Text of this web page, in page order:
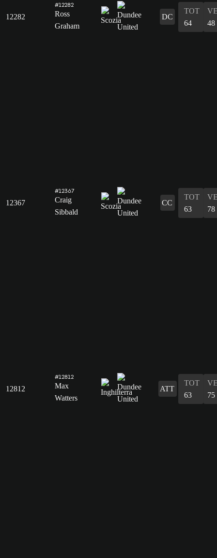
12282
#12282
Ross
Graham
DC
TOT
64
48
12367
#12367
Craig
Sibbald
CC
TOT
63
78
12812
#12812
Max
Watters
ATT
TOT
63
75